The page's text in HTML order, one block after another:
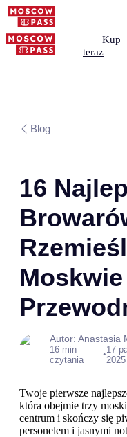
Kup
teraz
Blog
16
Autor: Anastasia
16 min
czytania
•17
2025
Twoje pierwsze
która obejmie trzy
centrum i skończy się
personelem i jasnymi